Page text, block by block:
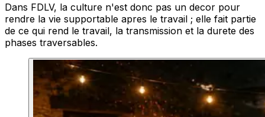
Dans FDLV, la culture n'est donc pas un decor pour
rendre la vie supportable apres le travail ; elle fait partie
de ce qui rend le travail, la transmission et la durete des
phases traversables.